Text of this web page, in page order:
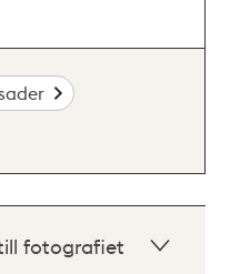
fotografiet